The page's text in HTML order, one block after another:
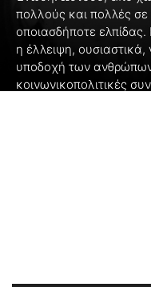
πολλούς και πολλές
οποιασδήποτε
η έλλειψη, ουσιαστικά,
υποδοχή των
κοινωνικοπολιτικές